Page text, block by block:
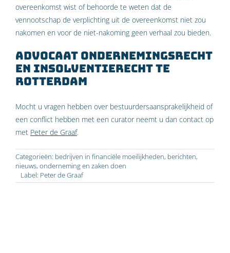
overeenkomst wist of behoorde te weten dat de
vennootschap de verplichting uit de overeenkomst niet zou
nakomen en voor de niet-nakoming geen verhaal zou bieden.
Advocaat ondernemingsrecht
en insolventierecht te
Rotterdam
Mocht u vragen hebben over bestuurdersaansprakelijkheid of
een conflict hebben met een curator neemt u dan contact op
met Peter de Graaf.
Categorieën: bedrijven in financiële moeilijkheden, berichten,
nieuws, onderneming en zaken doen
Label: Peter de Graaf